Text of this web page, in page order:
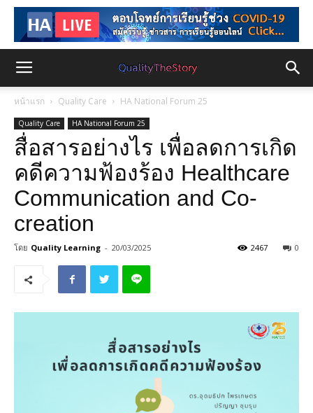
หน้าแรก Quality Care HA National Forum 25
Quality Care HA National Forum 25
สื่อสารอย่างไร เพื่อลดการเกิด
คดีความฟ้องร้อง Healthcare
Communication and Co-
creation
โดย Quality Learning - 20/03/2025 0
2467